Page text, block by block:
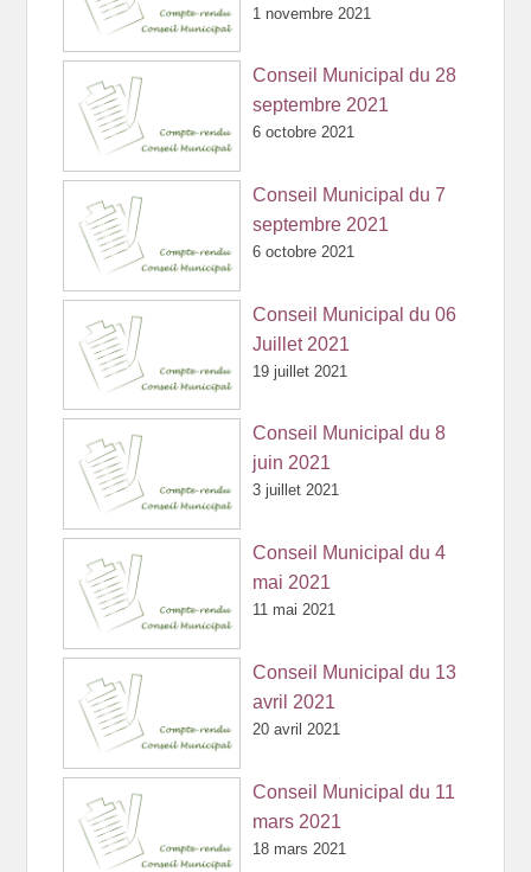
1 novembre 2021
Conseil Municipal du 28
septembre 2021
6 octobre 2021
Conseil Municipal du 7
septembre 2021
6 octobre 2021
Conseil Municipal du 06
Juillet 2021
19 juillet 2021
Conseil Municipal du 8
juin 2021
3 juillet 2021
Conseil Municipal du 4
mai 2021
11 mai 2021
Conseil Municipal du 13
avril 2021
20 avril 2021
Conseil Municipal du 11
mars 2021
18 mars 2021